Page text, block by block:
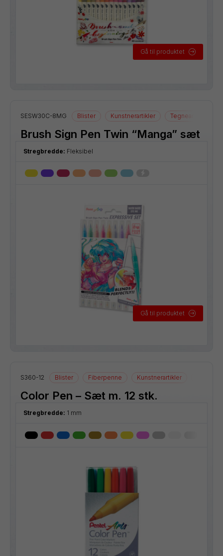
Gå til produktet
SESW30C-8MG Blister Kunstnerartikler Tegneartikler
Brush Sign Pen Twin “Manga” sæt
Stregbredde: Fleksibel
Gå til produktet
S360-12 Blister Fiberpenne Kunstnerartikler
Color Pen – Sæt m. 12 stk.
Stregbredde: 1 mm